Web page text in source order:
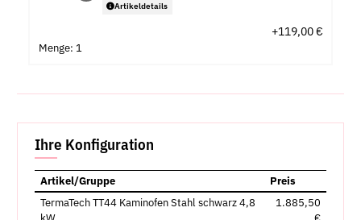
Artikeldetails
+119,00 €
Menge: 1
Ihre Konfiguration
Artikel/Gruppe
Preis
TermaTech TT44 Kaminofen Stahl schwarz 4,8
1.885,50